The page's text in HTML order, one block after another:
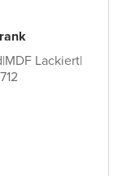
|MDF Lackiert|